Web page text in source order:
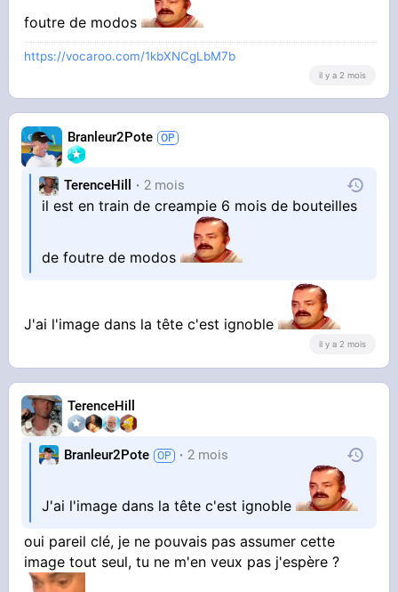
foutre de modos
https://vocaroo.com/1kbXNCgLbM7b
il y a 2 mois
Branleur2Pote
TerenceHill 2 mois
il est en train de creampie 6 mois de bouteilles
de foutre de modos
J'ai l'image dans la tête c'est ignoble
il y a 2 mois
TerenceHill
Branleur2Pote 2 mois
J'ai l'image dans la tête c'est ignoble
oui pareil clé, je ne pouvais pas assumer cette
image tout seul, tu ne m'en veux pas j'espère ?